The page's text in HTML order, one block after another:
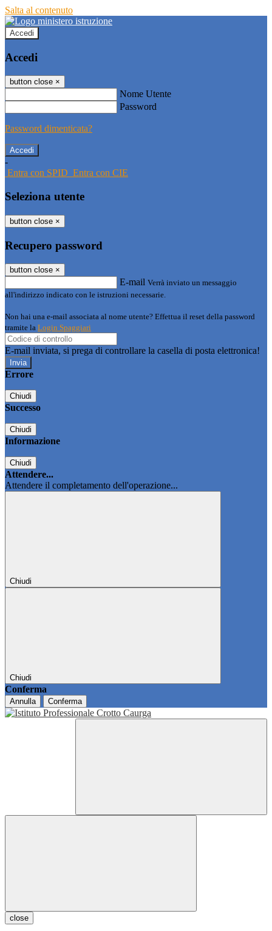
Salta al contenuto
Accedi
Accedi
button close ×
Nome Utente
Password
Password dimenticata?
-
Entra con SPID Entra con CIE
Seleziona utente
button close ×
Recupero password
button close ×
E-mail Verrà inviato un messaggio
all'indirizzo indicato con le istruzioni necessarie.
Non hai una e-mail associata al nome utente? Effettua il reset della password
tramite la Login Spaggiari
E-mail inviata, si prega di controllare la casella di posta elettronica!
Errore
Chiudi
Successo
Chiudi
Informazione
Chiudi
Attendere...
Attendere il completamento dell'operazione...
Chiudi
Chiudi
Conferma
Annulla Conferma
close